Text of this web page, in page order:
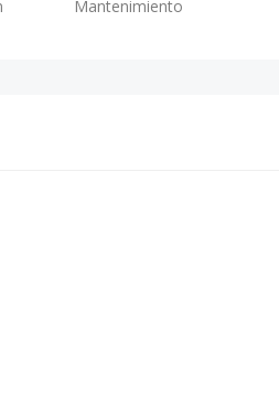
Mantenimiento